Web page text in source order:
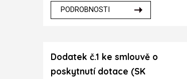
PODROBNOSTI
Dodatek č.1 ke smlouvě o
poskytnutí dotace (SK